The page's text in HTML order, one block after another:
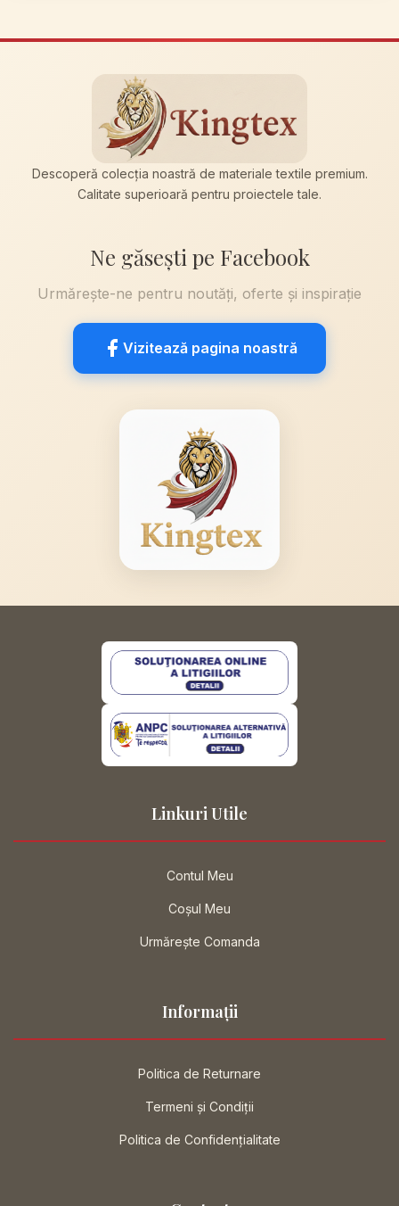
Descoperă colecția noastră de materiale textile premium.
Calitate superioară pentru proiectele tale.
Ne găsești pe Facebook
Urmărește-ne pentru noutăți, oferte și inspirație
Vizitează pagina noastră
Linkuri Utile
Contul Meu
Coșul Meu
Urmărește Comanda
Informații
Politica de Returnare
Termeni și Condiții
Politica de Confidențialitate